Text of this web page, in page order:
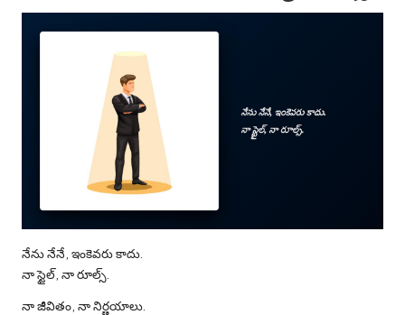
నేను నేనే, ఇంకెవరు కాదు.
నా స్టైల్, నా రూల్స్.
నా జీవితం, నా నిర్ణయాలు.